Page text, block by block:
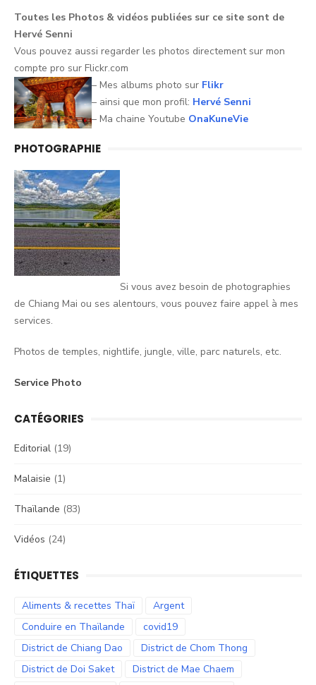
Toutes les Photos & vidéos publiées sur ce site sont de
Hervé Senni
Vous pouvez aussi regarder les photos directement sur mon
compte pro sur Flickr.com
– Mes albums photo sur Flikr
– ainsi que mon profil: Hervé Senni
– Ma chaine Youtube OnaKuneVie
PHOTOGRAPHIE
Si vous avez besoin de photographies
de Chiang Mai ou ses alentours, vous pouvez faire appel à mes
services.
Photos de temples, nightlife, jungle, ville, parc naturels, etc.
Service Photo
CATÉGORIES
Editorial (19)
Malaisie (1)
Thaïlande (83)
Vidéos (24)
ÉTIQUETTES
Aliments & recettes Thaï
Argent
Conduire en Thaïlande
covid19
District de Chiang Dao
District de Chom Thong
District de Doi Saket
District de Mae Chaem